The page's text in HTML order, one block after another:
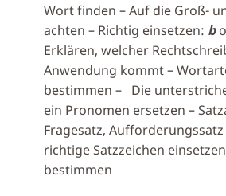
Wort finden – Auf die Groß-
achten – Richtig einsetzen: b
Erklären, welcher
Anwendung kommt –
bestimmen – Die
ein Pronomen ersetzen –
Fragesatz,
richtige Satzzeichen
bestimmen